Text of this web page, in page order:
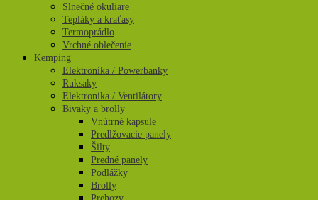
Slnečné okuliare
Tepláky a kraťasy
Termoprádlo
Vrchné oblečenie
Kemping
Elektronika / Powerbanky
Ruksaky
Elektronika / Ventilátory
Bivaky a brolly
Vnútrné kapsule
Predlžovacie panely
Šilty
Predné panely
Podlážky
Brolly